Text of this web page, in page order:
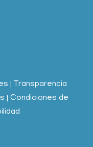
Transparencia
Condiciones de